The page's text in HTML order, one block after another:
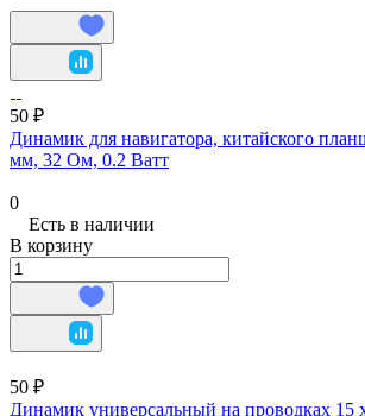
50 ₽
Динамик для навигатора, китайского
мм, 32 Ом, 0.2 Ватт
0
Есть в наличии
В корзину
50 ₽
Динамик универсальный на проводках 15